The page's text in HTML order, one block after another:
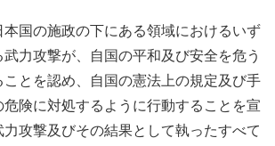
本国の施政の下にある領域におけるいず
力攻撃が、自国の平和及び安全を危う
ことを認め、自国の憲法上の規定及び手
険に対処するように行動することを宣
攻撃及びその結果として執ったすべて